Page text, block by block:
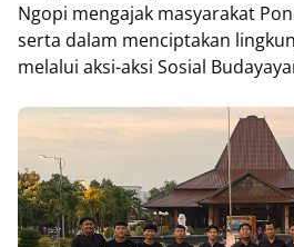
Ngopi mengajak masyarakat
serta dalam menciptakan
melalui aksi-aksi Sosial